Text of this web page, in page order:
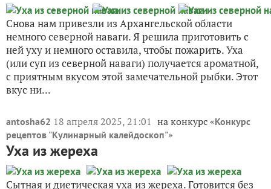
Снова нам привезли из Архангельской области
немного северной наваги. Я решила приготовить с
ней уху и немного оставила, чтобы пожарить. Уха
(или суп из северной наваги) получается ароматной,
с приятным вкусом этой замечательной рыбки. Этот
вкус ни...
antosha62 18 апреля 2025, 21:01 на конкурс «Конкурс
рецептов "Кулинарный калейдоскоп"»
Уха из жереха
Сытная и диетическая уха из жереха. Готовится без